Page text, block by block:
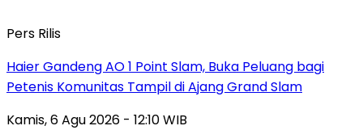
Pers Rilis
Haier Gandeng AO 1 Point Slam, Buka Peluang bagi
Petenis Komunitas Tampil di Ajang Grand Slam
Kamis, 6 Agu 2026 - 12:10 WIB